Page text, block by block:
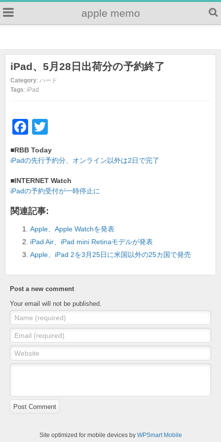
apple memo
iPad、5月28日出荷分の予約終了
Category: ハード
Tags: iPad
F
c
e
b
o
o
k
tt
er
■RBB Today
iPadの先行予約分、オンライン以外は2日で完了
■INTERNET Watch
iPadの予約受付が一時停止に
関連記事:
Apple、Apple Watchを発表
iPad Air、iPad mini Retinaモデルが発表
Apple、iPad 2を3月25日に米国以外の25カ国で発売
Post a new comment
Your email will not be published.
Name (required)
Email (required)
Website
Post Comment
Site optimized for mobile devices by WPSmart Mobile